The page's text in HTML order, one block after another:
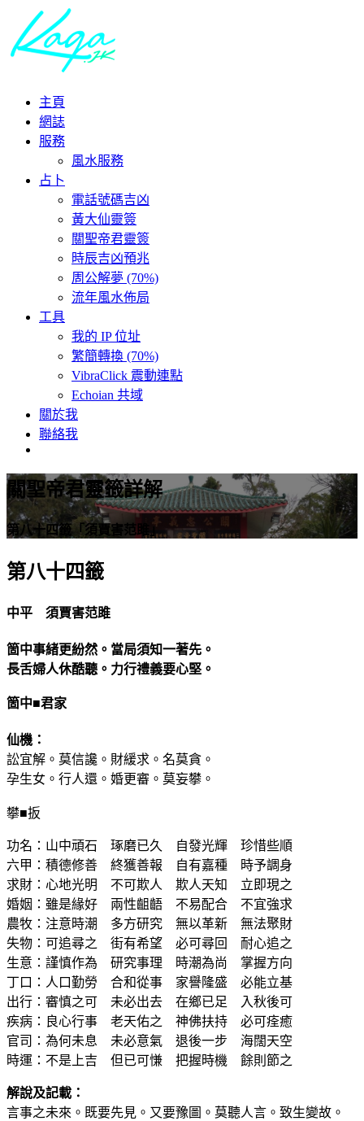
主頁
網誌
服務
風水服務
占卜
電話號碼吉凶
黃大仙靈簽
關聖帝君靈簽
時辰吉凶預兆
周公解夢 (70%)
流年風水佈局
工具
我的 IP 位址
繁簡轉換 (70%)
VibraClick 震動連點
Echoian 共域
關於我
聯絡我
關聖帝君靈籤詳解
第八十四籤「須賈害范雎」
第八十四籤
中平 須賈害范雎
箇中事緒更紛然。當局須知一著先。
長舌婦人休酷聽。力行禮義要心堅。
箇中■君家
仙機：
訟宜解。莫信讒。財緩求。名莫貪。
孕生女。行人還。婚更審。莫妄攀。
攀■扳
功名：山中頑石 琢磨已久 自發光輝 珍惜些順
六甲：積德修善 終獲善報 自有嘉種 時予調身
求財：心地光明 不可欺人 欺人天知 立即現之
婚姻：雖是緣好 兩性齟齬 不易配合 不宜強求
農牧：注意時潮 多方研究 無以革新 無法聚財
失物：可追尋之 街有希望 必可尋回 耐心追之
生意：謹慎作為 研究事理 時潮為尚 掌握方向
丁口：人口勤勞 合和從事 家譽隆盛 必能立基
出行：審慎之可 未必出去 在鄉已足 入秋後可
疾病：良心行事 老天佑之 神佛扶持 必可痊癒
官司：為何未息 未必意氣 退後一步 海闊天空
時運：不是上吉 但已可慊 把握時機 餘則節之
解說及記載：
言事之未來。既要先見。又要豫圖。莫聽人言。致生變故。